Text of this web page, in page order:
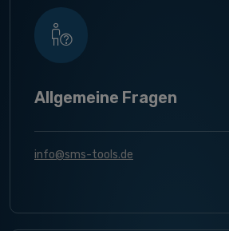
Allgemeine Fragen
info@sms-tools.de